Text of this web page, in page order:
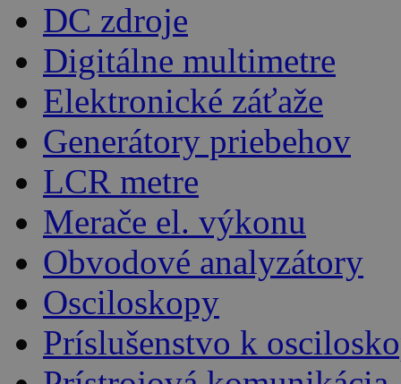
DC zdroje
Digitálne multimetre
Elektronické záťaže
Generátory priebehov
LCR metre
Merače el. výkonu
Obvodové analyzátory
Osciloskopy
Príslušenstvo k